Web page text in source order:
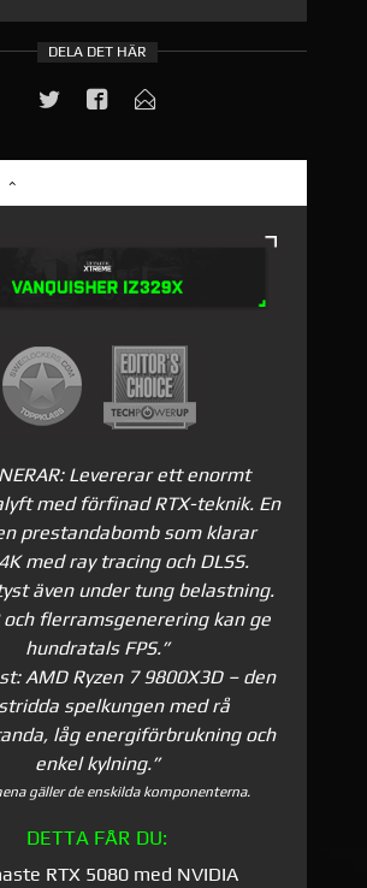
DELA DET HÄR
Levererar ett enormt
med förfinad RTX-teknik. En
prestandabomb som klarar
med ray tracing och DLSS.
även under tung belastning.
och flerrams­generering kan ge
hundratals FPS.”
AMD Ryzen 7 9800X3D – den
spelkungen med rå
låg energiförbrukning och
enkel kylning.”
gäller de enskilda komponenterna.
DETTA FÅR DU:
RTX 5080 med NVIDIA